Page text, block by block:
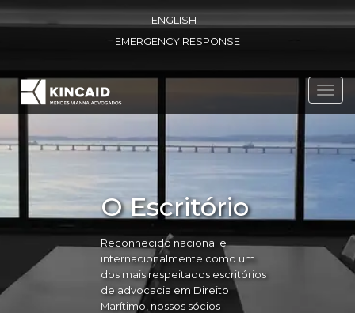
ENGLISH
EMERGENCY RESPONSE
O Escritório
Reconhecido nacional e
internacionalmente como um
dos mais respeitados escritórios
de advocacia em Direito
Marítimo, nossos sócios